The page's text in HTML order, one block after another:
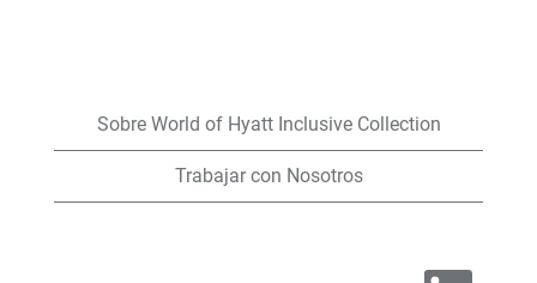
Sobre World of Hyatt Inclusive Collection
Trabajar con Nosotros
S